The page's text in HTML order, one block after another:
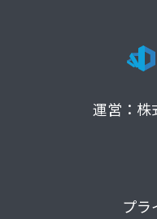
運営：株
プラ